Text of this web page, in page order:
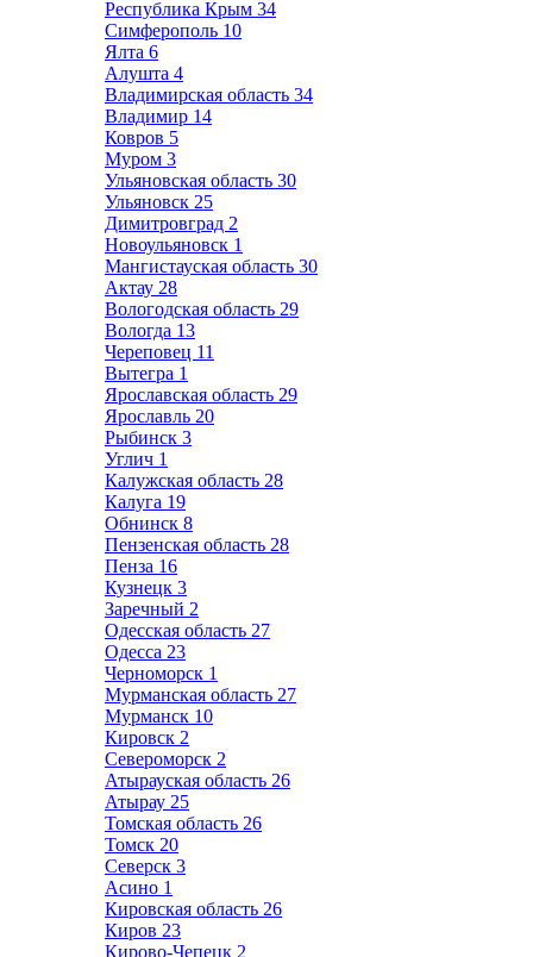
Республика Крым 34
Симферополь 10
Ялта 6
Алушта 4
Владимирская область 34
Владимир 14
Ковров 5
Муром 3
Ульяновская область 30
Ульяновск 25
Димитровград 2
Новоульяновск 1
Мангистауская область 30
Актау 28
Вологодская область 29
Вологда 13
Череповец 11
Вытегра 1
Ярославская область 29
Ярославль 20
Рыбинск 3
Углич 1
Калужская область 28
Калуга 19
Обнинск 8
Пензенская область 28
Пенза 16
Кузнецк 3
Заречный 2
Одесская область 27
Одесса 23
Черноморск 1
Мурманская область 27
Мурманск 10
Кировск 2
Североморск 2
Атырауская область 26
Атырау 25
Томская область 26
Томск 20
Северск 3
Асино 1
Кировская область 26
Киров 23
Кирово-Чепецк 2